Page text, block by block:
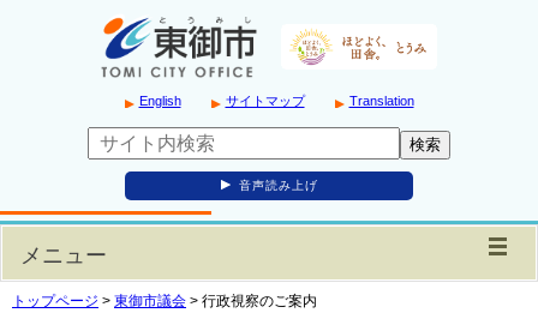
English サイトマップ Translation
音声読み上げ
メニュー
トップページ > 東御市議会 > 行政視察のご案内